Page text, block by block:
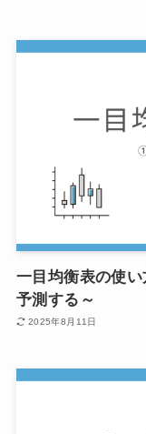
一目均衡表の使
予測する～
2025年8月11日